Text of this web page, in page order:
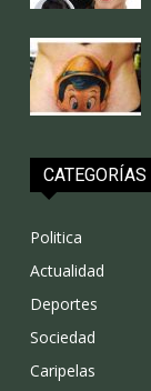
Politica
Actualidad
Deportes
Sociedad
Caripelas